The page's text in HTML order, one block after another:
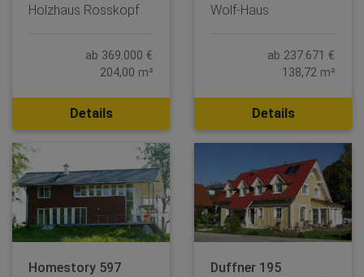
Holzhaus Rosskopf
ab 369.000 €
204,00 m²
Details
Wolf-Haus
ab 237.671 €
138,72 m²
Details
Homestory 597
Duffner 195